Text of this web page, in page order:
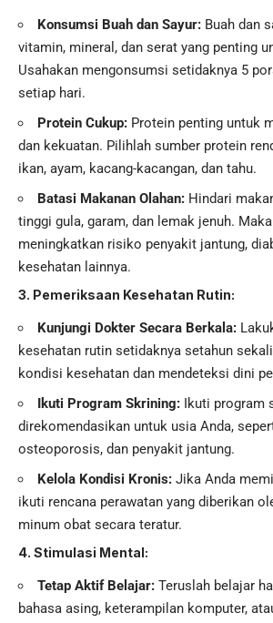
Konsumsi Buah dan Sayur: Buah dan
vitamin, mineral, dan serat yang penting
Usahakan mengonsumsi setidaknya 5
setiap hari.
Protein Cukup: Protein penting untuk
dan kekuatan. Pilihlah sumber protein
ikan, ayam, kacang-kacangan, dan tahu.
Batasi Makanan Olahan: Hindari
tinggi gula, garam, dan lemak jenuh.
meningkatkan risiko penyakit jantung,
kesehatan lainnya.
3. Pemeriksaan Kesehatan Rutin:
Kunjungi Dokter Secara Berkala:
kesehatan rutin setidaknya setahun
kondisi kesehatan dan mendeteksi dini
Ikuti Program Skrining: Ikuti program
direkomendasikan untuk usia Anda,
osteoporosis, dan penyakit jantung.
Kelola Kondisi Kronis: Jika Anda
ikuti rencana perawatan yang diberikan
minum obat secara teratur.
4. Stimulasi Mental:
Tetap Aktif Belajar: Teruslah belajar
bahasa asing, keterampilan komputer,